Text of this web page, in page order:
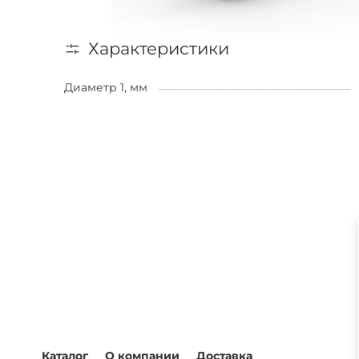
Характеристики
Диаметр 1, мм
Каталог О компании Доставка